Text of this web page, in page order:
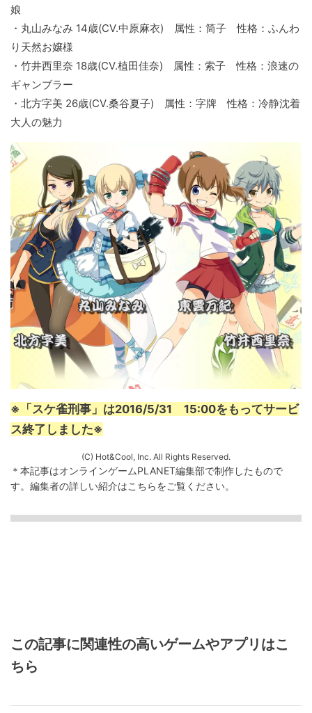
娘
・丸山みなみ 14歳(CV.中原麻衣) 属性：筒子 性格：ふんわ
り天然お嬢様
・竹井西里奈 18歳(CV.植田佳奈) 属性：索子 性格：浪速の
ギャンブラー
・北方字美 26歳(CV.桑谷夏子) 属性：字牌 性格：冷静沈着
大人の魅力
※「スケ雀刑事」は2016/5/31 15:00をもってサービ
ス終了しました※
(C) Hot&Cool, Inc. All Rights Reserved.
＊本記事はオンラインゲームPLANET編集部で制作したもので
す。 編集者の詳しい紹介はこちらをご覧ください。
この記事に関連性の高いゲームやアプリはこ
ちら